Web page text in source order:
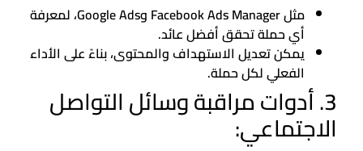
مثل Facebook Ads Manager وGoogle Ads، لمعرفة
أي حملة تحقق أفضل عائد.
يمكن تعديل الاستهداف والمحتوى، بناءً على الأداء
الفعلي لكل حملة.
3. أدوات مراقبة وسائل التواصل
الاجتماعي: